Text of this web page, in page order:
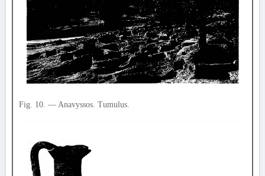
Fig. 10. — Anavyssos. Tumulus.